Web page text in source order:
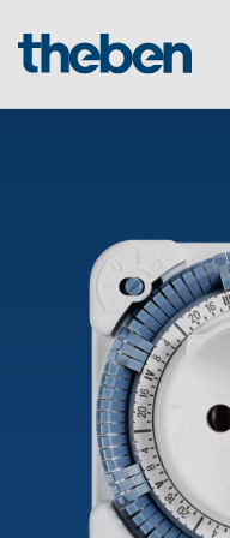
KNX
Smart Home
DALI
LED spot
OEM-
OEM-experts
Referenties
Oplossingen
Tijd- en
DALI-2
Mediatheek
Onderneming